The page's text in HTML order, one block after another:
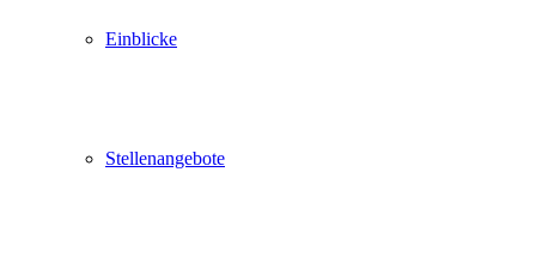
Einblicke
Stellenangebote